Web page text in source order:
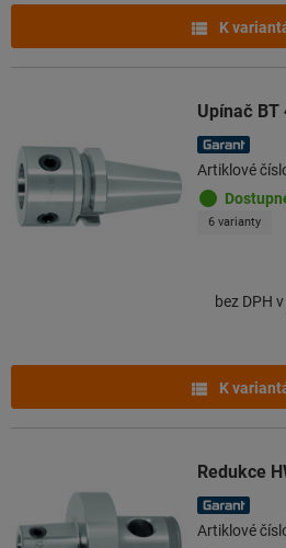
K
Upínač BT
Artiklové
6 varianty
bez DPH
K
Redukce
Artiklové